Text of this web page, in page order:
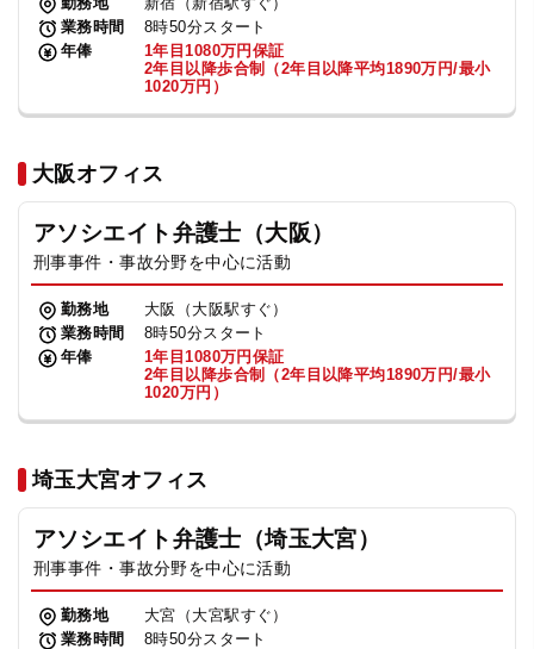
業務時間
8時50分スタート
年俸
1年目1080万円保証
2年目以降歩合制（2年目以降平均1890万円/最小
1020万円）
大阪オフィス
アソシエイト弁護士（大阪）
刑事事件・事故分野を中心に活動
勤務地
大阪（大阪駅すぐ）
業務時間
8時50分スタート
年俸
1年目1080万円保証
2年目以降歩合制（2年目以降平均1890万円/最小
1020万円）
埼玉大宮オフィス
アソシエイト弁護士（埼玉大宮）
刑事事件・事故分野を中心に活動
勤務地
大宮（大宮駅すぐ）
業務時間
8時50分スタート
特設サイト
相談先情報サイト
法人グループ
プライバシーポリシー 利用規約
TikTok受賞 定義集 動画集